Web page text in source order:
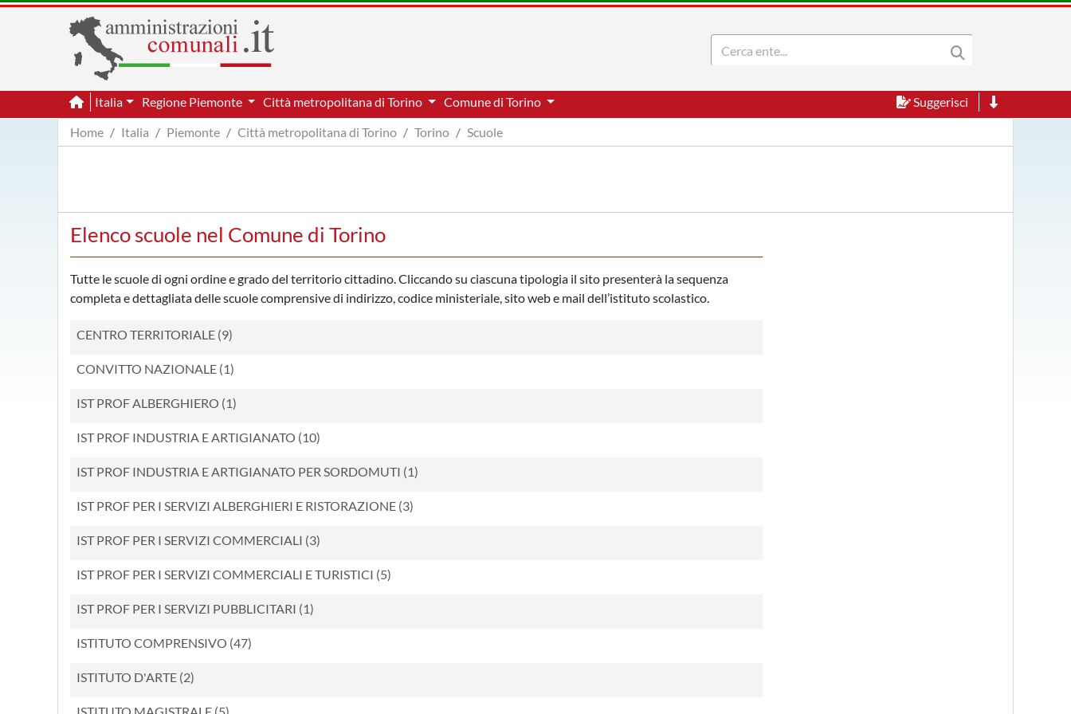
Italia Regione Piemonte Città metropolitana di Torino Comune di Torino
Suggerisci
Home
Italia Piemonte Città metropolitana di Torino Torino Scuole
Elenco scuole nel Comune di Torino
Tutte le scuole di ogni ordine e grado del territorio cittadino. Cliccando su ciascuna tipologia il sito presenterà la sequenza
completa e dettagliata delle scuole comprensive di indirizzo, codice ministeriale, sito web e mail dell’istituto scolastico.
CENTRO TERRITORIALE (9)
CONVITTO NAZIONALE (1)
IST PROF ALBERGHIERO (1)
IST PROF INDUSTRIA E ARTIGIANATO (10)
IST PROF INDUSTRIA E ARTIGIANATO PER SORDOMUTI (1)
IST PROF PER I SERVIZI ALBERGHIERI E RISTORAZIONE (3)
IST PROF PER I SERVIZI COMMERCIALI (3)
IST PROF PER I SERVIZI COMMERCIALI E TURISTICI (5)
IST PROF PER I SERVIZI PUBBLICITARI (1)
ISTITUTO COMPRENSIVO (47)
ISTITUTO D'ARTE (2)